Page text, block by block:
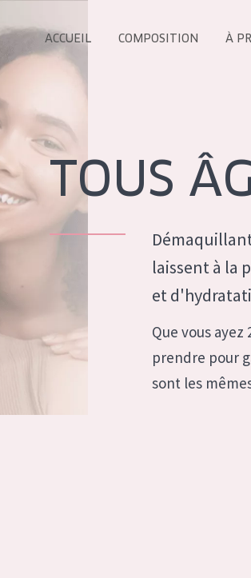
COLLECTION
Essentials
Lift+
Expert
Tous âges
ACCUEIL COMPOSITION À
TOUS
laissent à la
et
Que vous ayez
prendre pour
sont les